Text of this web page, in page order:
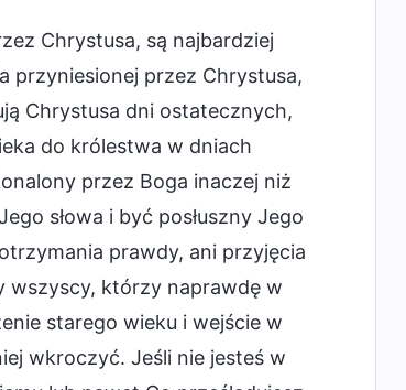
Chrystusa, są najbardziej
przyniesionej przez Chrystusa,
Chrystusa dni ostatecznych,
do królestwa w dniach
przez Boga inaczej niż
słowa i być posłuszny Jego
prawdy, ani przyjęcia
wszyscy, którzy naprawdę w
starego wieku i wejście w
wkroczyć. Jeśli nie jesteś w